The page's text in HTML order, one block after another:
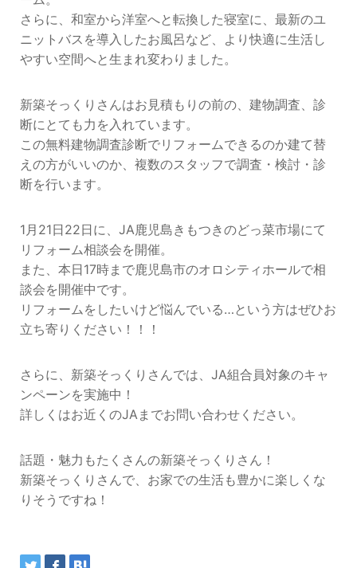
さらに、和室から洋室へと転換した寝室に、最新のユ
ニットバスを導入したお風呂など、より快適に生活し
やすい空間へと生まれ変わりました。
新築そっくりさんはお見積もりの前の、建物調査、診
断にとても力を入れています。
この無料建物調査診断でリフォームできるのか建て替
えの方がいいのか、複数のスタッフで調査・検討・診
断を行います。
1月21日22日に、JA鹿児島きもつきのどっ菜市場にて
リフォーム相談会を開催。
また、本日17時まで鹿児島市のオロシティホールで相
談会を開催中です。
リフォームをしたいけど悩んでいる…という方はぜひお
立ち寄りください！！！
さらに、新築そっくりさんでは、JA組合員対象のキャ
ンペーンを実施中！
詳しくはお近くのJAまでお問い合わせください。
話題・魅力もたくさんの新築そっくりさん！
新築そっくりさんで、お家での生活も豊かに楽しくな
りそうですね！